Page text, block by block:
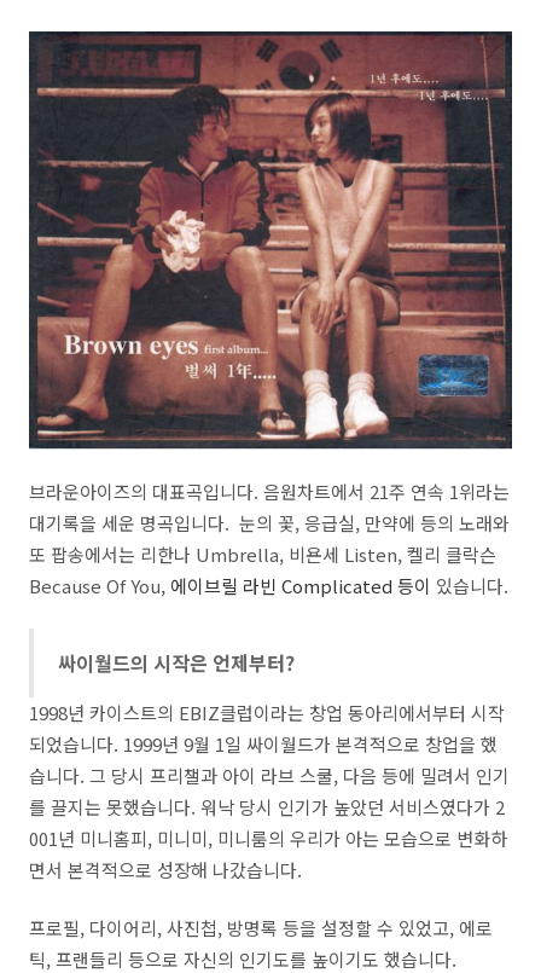
브라운아이즈의 대표곡입니다. 음원차트에서 21주 연속 1위라는
대기록을 세운 명곡입니다. 눈의 꽃, 응급실, 만약에 등의 노래와
또 팝송에서는 리한나 Umbrella, 비욘세 Listen, 켈리 클락슨
Because Of You, 에이브릴 라빈 Complicated 등이 있습니다.
싸이월드의 시작은 언제부터?
1998년 카이스트의 EBIZ클럽이라는 창업 동아리에서부터 시작
되었습니다. 1999년 9월 1일 싸이월드가 본격적으로 창업을 했
습니다. 그 당시 프리챌과 아이 라브 스쿨, 다음 등에 밀려서 인기
를 끌지는 못했습니다. 워낙 당시 인기가 높았던 서비스였다가 2
001년 미니홈피, 미니미, 미니룸의 우리가 아는 모습으로 변화하
면서 본격적으로 성장해 나갔습니다.
프로필, 다이어리, 사진첩, 방명록 등을 설정할 수 있었고, 에로
틱, 프랜들리 등으로 자신의 인기도를 높이기도 했습니다.